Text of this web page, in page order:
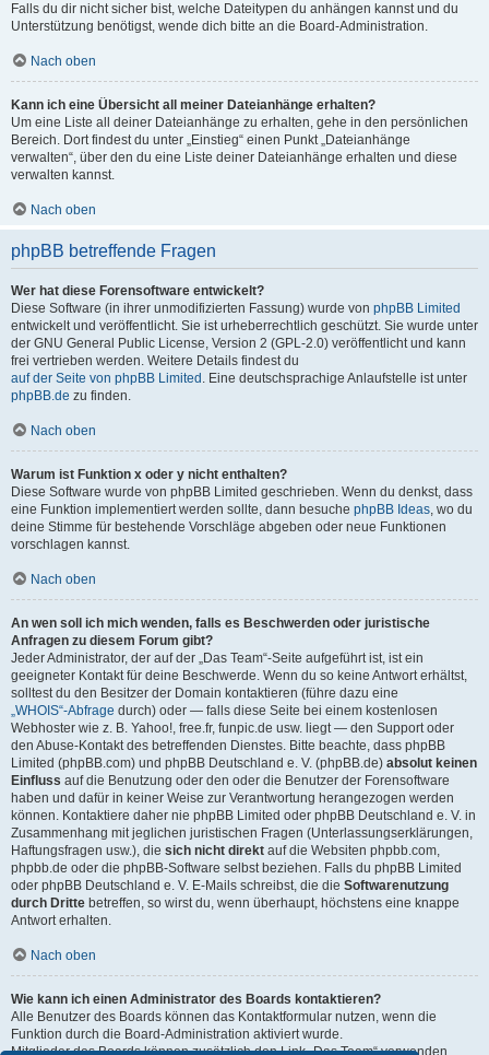
Falls du dir nicht sicher bist, welche Dateitypen du anhängen kannst und du
Unterstützung benötigst, wende dich bitte an die Board-Administration.
Nach oben
Kann ich eine Übersicht all meiner Dateianhänge erhalten?
Um eine Liste all deiner Dateianhänge zu erhalten, gehe in den persönlichen
Bereich. Dort findest du unter „Einstieg“ einen Punkt „Dateianhänge
verwalten“, über den du eine Liste deiner Dateianhänge erhalten und diese
verwalten kannst.
Nach oben
phpBB betreffende Fragen
Wer hat diese Forensoftware entwickelt?
Diese Software (in ihrer unmodifizierten Fassung) wurde von phpBB Limited
entwickelt und veröffentlicht. Sie ist urheberrechtlich geschützt. Sie wurde unter
der GNU General Public License, Version 2 (GPL-2.0) veröffentlicht und kann
frei vertrieben werden. Weitere Details findest du
auf der Seite von phpBB Limited . Eine deutschsprachige Anlaufstelle ist unter
phpBB.de zu finden.
Nach oben
Warum ist Funktion x oder y nicht enthalten?
Diese Software wurde von phpBB Limited geschrieben. Wenn du denkst, dass
eine Funktion implementiert werden sollte, dann besuche phpBB Ideas, wo du
deine Stimme für bestehende Vorschläge abgeben oder neue Funktionen
vorschlagen kannst.
Nach oben
An wen soll ich mich wenden, falls es Beschwerden oder juristische
Anfragen zu diesem Forum gibt?
Jeder Administrator, der auf der „Das Team“-Seite aufgeführt ist, ist ein
geeigneter Kontakt für deine Beschwerde. Wenn du so keine Antwort erhältst,
solltest du den Besitzer der Domain kontaktieren (führe dazu eine
„WHOIS“-Abfrage durch) oder — falls diese Seite bei einem kostenlosen
Webhoster wie z. B. Yahoo!, free.fr, funpic.de usw. liegt — den Support oder
den Abuse-Kontakt des betreffenden Dienstes. Bitte beachte, dass phpBB
Limited (phpBB.com) und phpBB Deutschland e. V. (phpBB.de) absolut keinen
Einfluss auf die Benutzung oder den oder die Benutzer der Forensoftware
haben und dafür in keiner Weise zur Verantwortung herangezogen werden
können. Kontaktiere daher nie phpBB Limited oder phpBB Deutschland e. V. in
Zusammenhang mit jeglichen juristischen Fragen (Unterlassungserklärungen,
Haftungsfragen usw.), die sich nicht direkt auf die Websiten phpbb.com,
phpbb.de oder die phpBB-Software selbst beziehen. Falls du phpBB Limited
oder phpBB Deutschland e. V. E-Mails schreibst, die die Softwarenutzung
durch Dritte betreffen, so wirst du, wenn überhaupt, höchstens eine knappe
Antwort erhalten.
Nach oben
Wie kann ich einen Administrator des Boards kontaktieren?
Alle Benutzer des Boards können das Kontaktformular nutzen, wenn die
Funktion durch die Board-Administration aktiviert wurde.
Mitglieder des Boards können zusätzlich den Link „Das Team“ verwenden.